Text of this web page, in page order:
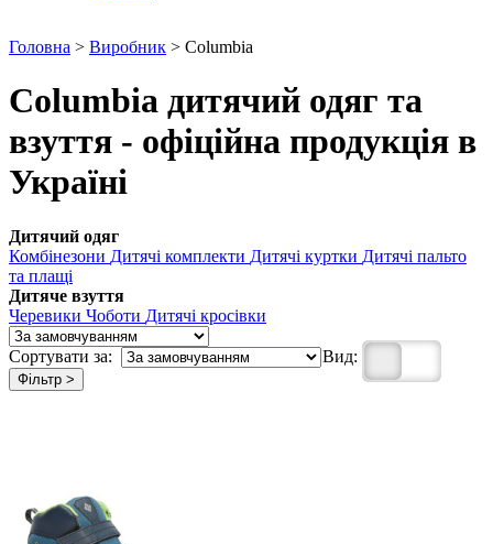
Головна > Виробник > Columbia
Columbia дитячий одяг та
взуття - офіційна продукція в
Україні
Дитячий одяг
Комбінезони Дитячі комплекти Дитячі куртки Дитячі пальто
та плащі
Дитяче взуття
Черевики Чоботи Дитячі кросівки
Сортувати за: Вид:
Фільтр >